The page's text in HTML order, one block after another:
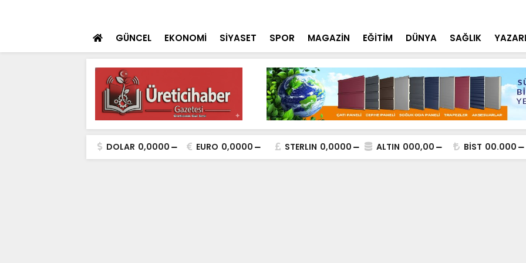
GÜNCEL EKONOMİ SİYASET SPOR MAGAZİN EĞİTİM DÜNYA SAĞLIK
DOLAR 0,0000 EURO 0,0000 STERLIN 0,0000 ALTIN 000,00 BİST 00.000